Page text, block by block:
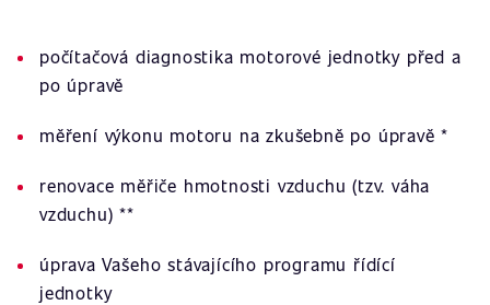
počítačová diagnostika motorové jednotky před a
po úpravě
měření výkonu motoru na zkušebně po úpravě *
renovace měřiče hmotnosti vzduchu (tzv. váha
vzduchu) **
úprava Vašeho stávajícího programu řídící
jednotky